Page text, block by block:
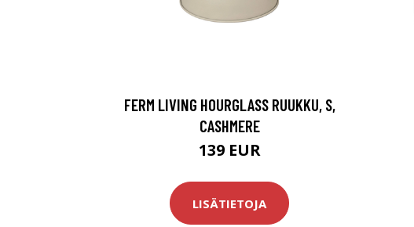
FERM LIVING HOURGLASS RUUKKU, S,
CASHMERE
139 EUR
LISÄTIETOJA